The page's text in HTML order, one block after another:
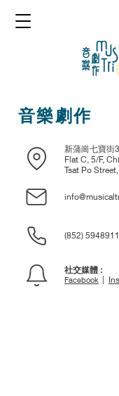
音樂劇作
新蒲崗七寶街
Flat C, 5/F,
Tsat Po
(852)
社交媒體 :
Facebook |